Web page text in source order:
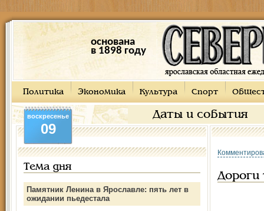
основана
в 1898 году
Политика Экономика Культура Спорт
Даты и события
воскресенье
09
Тема дня
Памятник Ленина в Ярославле: пять лет в
ожидании пьедестала
Дороги